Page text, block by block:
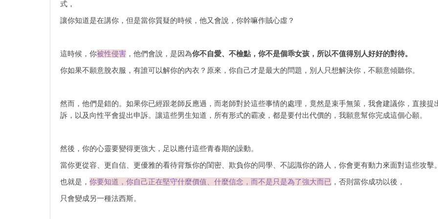
式，
讓你知道是在講你，但是當你質疑的時候，他又會說，你幹嘛作賊心虛？
這時候，你被性侵害 ，他們會說，是因為你不自愛、不檢點，你不是個乖女孩，所以不值得別人好好的對待。
你如果不願意脫衣服，有誰可以解你的內衣？原來，你自己才是最大的問題，別人只想解決你，不願意傾聽你。
然而，他們是錯的。如果你已經跟老師反應過，而老師對於這些事情的處理，竟然是束手無策，我會建議你，直接提
訴，以及向性平會提出申訴。讓這些男生知道，所有形式的霸凌，都是要付出代價的，我願意幫你完成這個心願。
然後，你的心靈要變得更強大，足以應付這些青春期的譟動。
當你更從容、更自信、更優雅的看待背叛你的閨密、欺負你的同學、不認識你的路人，你會更有動力來面對這些攻擊
也就是， 你要知道，你自己正在堅守什麼價值、什麼信念，而不是只是為了強大而已 ，否則當你成功以後，
只會變成另一種法西斯。